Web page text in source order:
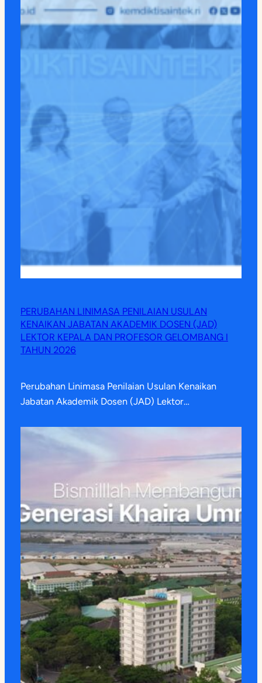
PERUBAHAN LINIMASA PENILAIAN USULAN
KENAIKAN JABATAN AKADEMIK DOSEN (JAD)
LEKTOR KEPALA DAN PROFESOR GELOMBANG I
TAHUN 2026
Perubahan Linimasa Penilaian Usulan Kenaikan
Jabatan Akademik Dosen (JAD) Lektor…